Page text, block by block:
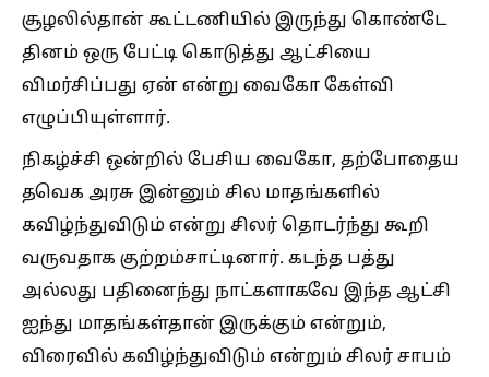
சூழலில்தான் கூட்டணியில் இருந்து கொண்டே
தினம் ஒரு பேட்டி கொடுத்து ஆட்சியை
விமர்சிப்பது ஏன் என்று வைகோ கேள்வி
எழுப்பியுள்ளார்.
நிகழ்ச்சி ஒன்றில் பேசிய வைகோ, தற்போதைய
தவெக அரசு இன்னும் சில மாதங்களில்
கவிழ்ந்துவிடும் என்று சிலர் தொடர்ந்து கூறி
வருவதாக குற்றம்சாட்டினார். கடந்த பத்து
அல்லது பதினைந்து நாட்களாகவே இந்த ஆட்சி
ஐந்து மாதங்கள்தான் இருக்கும் என்றும்,
விரைவில் கவிழ்ந்துவிடும் என்றும் சிலர் சாபம்